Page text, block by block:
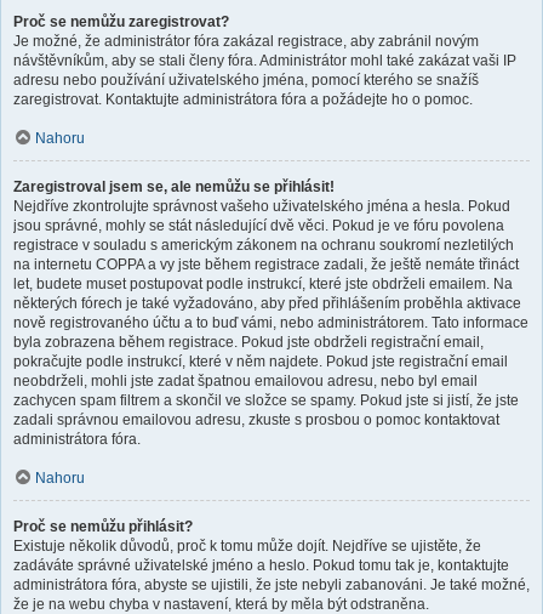
Proč se nemůžu zaregistrovat?
Je možné, že administrátor fóra zakázal registrace, aby zabránil novým
návštěvníkům, aby se stali členy fóra. Administrátor mohl také zakázat vaši IP
adresu nebo používání uživatelského jména, pomocí kterého se snažíš
zaregistrovat. Kontaktujte administrátora fóra a požádejte ho o pomoc.
Nahoru
Zaregistroval jsem se, ale nemůžu se přihlásit!
Nejdříve zkontrolujte správnost vašeho uživatelského jména a hesla. Pokud
jsou správné, mohly se stát následující dvě věci. Pokud je ve fóru povolena
registrace v souladu s americkým zákonem na ochranu soukromí nezletilých
na internetu COPPA a vy jste během registrace zadali, že ještě nemáte třináct
let, budete muset postupovat podle instrukcí, které jste obdrželi emailem. Na
některých fórech je také vyžadováno, aby před přihlášením proběhla aktivace
nově registrovaného účtu a to buď vámi, nebo administrátorem. Tato informace
byla zobrazena během registrace. Pokud jste obdrželi registrační email,
pokračujte podle instrukcí, které v něm najdete. Pokud jste registrační email
neobdrželi, mohli jste zadat špatnou emailovou adresu, nebo byl email
zachycen spam filtrem a skončil ve složce se spamy. Pokud jste si jistí, že jste
zadali správnou emailovou adresu, zkuste s prosbou o pomoc kontaktovat
administrátora fóra.
Nahoru
Proč se nemůžu přihlásit?
Existuje několik důvodů, proč k tomu může dojít. Nejdříve se ujistěte, že
zadáváte správné uživatelské jméno a heslo. Pokud tomu tak je, kontaktujte
administrátora fóra, abyste se ujistili, že jste nebyli zabanováni. Je také možné,
že je na webu chyba v nastavení, která by měla být odstraněna.